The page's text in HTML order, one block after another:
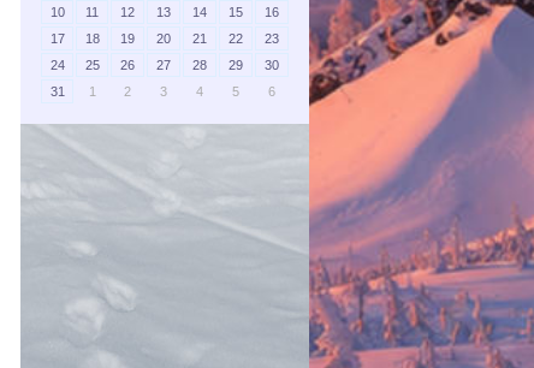
10
11 12 13 14 15
16
17
18 19 20 21 22
23
24
25 26 27 28 29
30
31
1 2 3 4 5 6